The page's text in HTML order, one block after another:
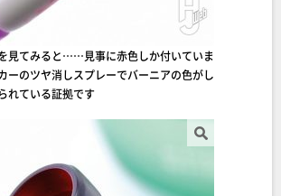
見てみると……見事に赤色しか付いていま
ーのツヤ消しスプレーでバーニアの色がし
れている証拠です